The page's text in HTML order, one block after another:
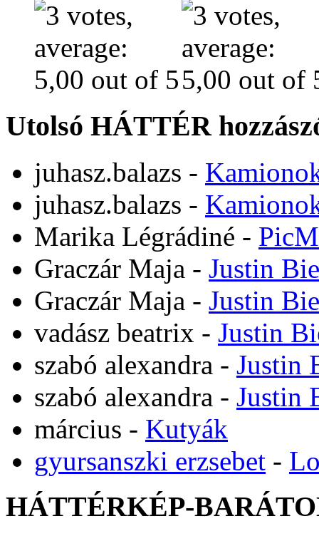
Utolsó HÁTTÉR
juhasz.balazs -
juhasz.balazs -
Marika Légrádiné -
Graczár Maja - Justin
Graczár Maja - Justin
vadász beatrix - Justin
szabó alexandra - Justin
szabó alexandra - Justin
március - Kutyák
gyursanszki erzsebet -
HÁTTÉRKÉP-